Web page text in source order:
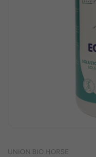
UNION BIO HORSE